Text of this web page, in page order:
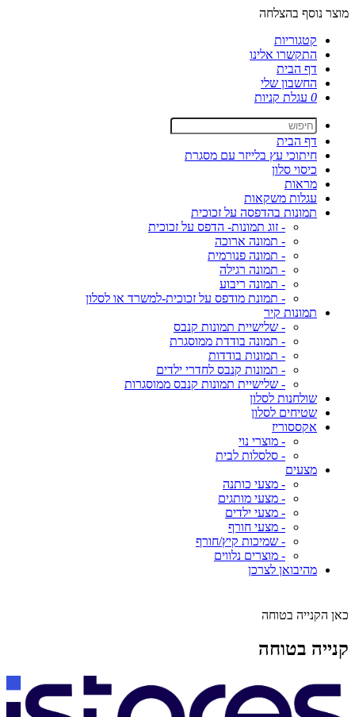
מוצר נוסף בהצלחה
קטגוריות
התקשרו אלינו
דף הבית
החשבון שלי
0 עגלת קניות
דף הבית
חיתוכי עץ בלייזר עם מסגרת
כיסוי סלון
מראות
עגלות משקאות
תמונות בהדפסה על זכוכית
- זוג תמונות- הדפס על זכוכית
- תמונה ארוכה
- תמונה פנורמית
- תמונה רגילה
- תמונה ריבוע
- תמונת מודפס על זכוכית-למשרד או לסלון
תמונות קיר
- שלישיית תמונות קנבס
- תמונה בודדת ממוסגרת
- תמונות בודדות
- תמונות קנבס לחדרי ילדים
- שלישיית תמונות קנבס ממוסגרות
שולחנות לסלון
שטיחים לסלון
אקססוריז
- מוצרי נוי
- סלסלות לבית
מצעים
- מצעי כותנה
- מצעי מותגים
- מצעי ילדים
- מצעי חורף
- שמיכות קיץ/חורף
- מוצרים נלווים
מהיבואן לצרכן
כאן הקנייה בטוחה
קנייה בטוחה